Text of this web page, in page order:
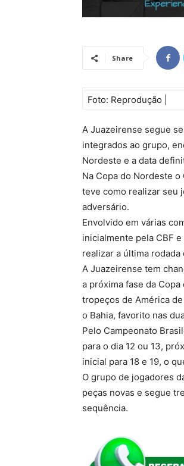
Share
Foto: Reprodução |
A Juazeirense segue
integrados ao grupo,
Nordeste e a data
Na Copa do Nordeste
teve como realizar seu
adversário.
Envolvido em várias
inicialmente pela CBF
realizar a última rodada
A Juazeirense tem
a próxima fase da
tropeços de América
o Bahia, favorito nas
Pelo Campeonato
para o dia 12 ou 13,
inicial para 18 e 19, o
O grupo de jogadores
peças novas e segue
sequência.